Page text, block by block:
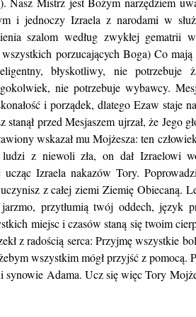
i jednoczy Izraela z narodami w
szalom według zwykłej
wszystkich porzucających Boga) Co
błyskotliwy, nie potrzebuje
nie potrzebuje wybawcy.
i porządek, dlatego Ezaw staje
przed Mesjaszem ujrzał, że Jego
wskazał mu Mojżesza: ten
z niewoli zła, on dał Izraelowi
ucząc Izraela nakazów Tory.
z całej ziemi Ziemię Obiecaną.
przytłumią twój oddech, język
miejsc i czasów staną się twoim
z radością serca: Przyjmę wszystkie
wszystkim mógł przyjść z
synowie Adama. Ucz się więc Tory